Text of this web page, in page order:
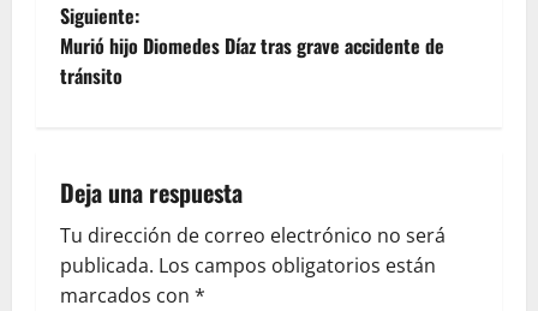
Siguiente:
Murió hijo Diomedes Díaz tras grave accidente de
tránsito
Deja una respuesta
Tu dirección de correo electrónico no será
publicada. Los campos obligatorios están
marcados con *